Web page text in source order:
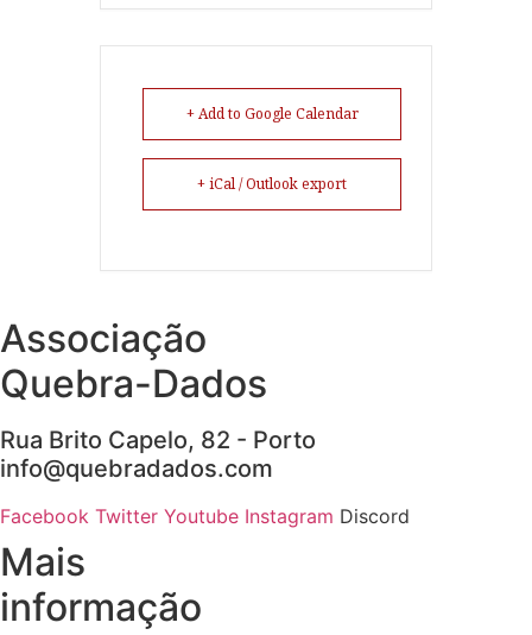
+ Add to Google Calendar
+ iCal / Outlook export
Associação
Quebra-Dados
Rua Brito Capelo, 82 - Porto
info@quebradados.com
Facebook Twitter Youtube Instagram Discord
Mais
informação